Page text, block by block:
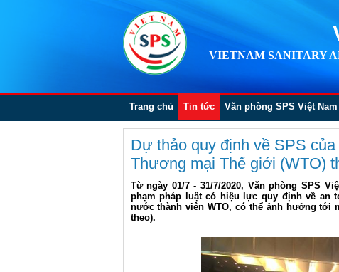
VIETNAM SANITARY
Trang chủ Tin tức Văn phòng SPS Việt Nam
Dự thảo quy định về SPS
Thương mại Thế giới (WTO)
Từ ngày 01/7 - 31/7/2020, Văn phòng SPS
phạm pháp luật có hiệu lực quy định về an
nước thành viên WTO, có thể ảnh hưởng tới
theo).